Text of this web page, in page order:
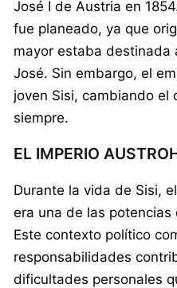
José I de Austria en
fue planeado, ya que
mayor estaba destinada
José. Sin embargo, el
joven Sisi, cambiando el
siempre.
EL IMPERIO
Durante la vida de Sisi,
era una de las potencias
Este contexto político
responsabilidades
dificultades personales